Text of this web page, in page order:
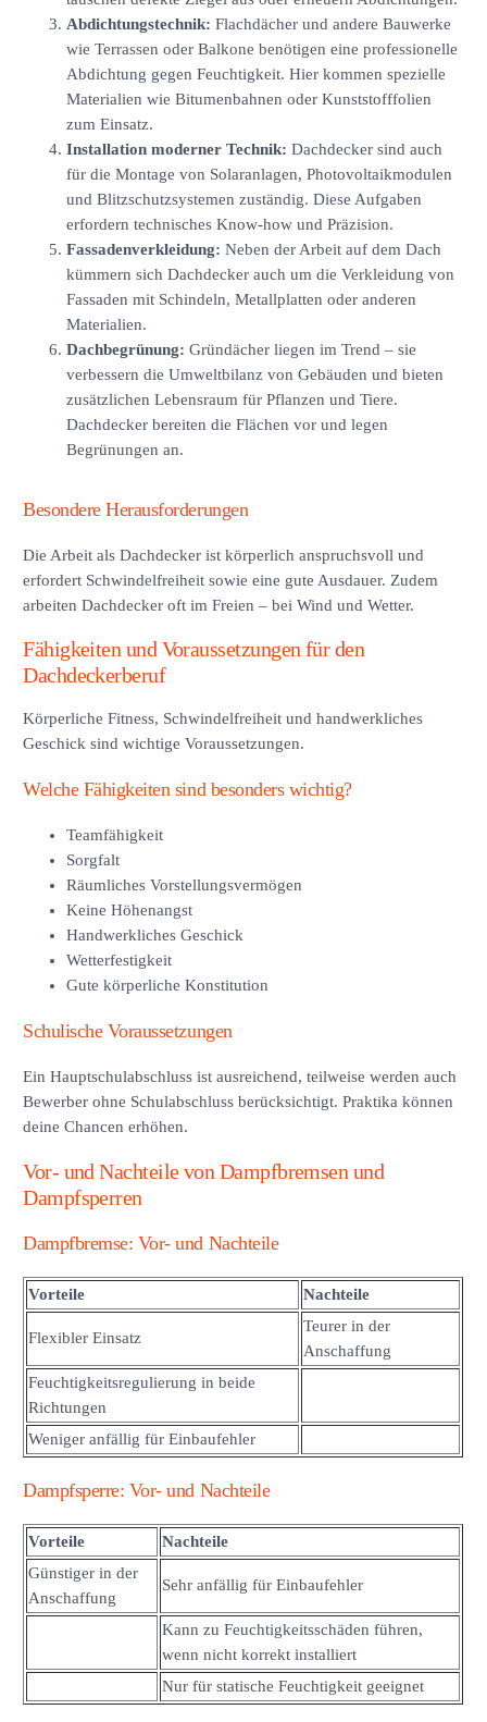
Abdichtungstechnik: Flachdächer und andere Bauwerke
wie Terrassen oder Balkone benötigen eine professionelle
Abdichtung gegen Feuchtigkeit. Hier kommen spezielle
Materialien wie Bitumenbahnen oder Kunststofffolien
zum Einsatz.
Installation moderner Technik: Dachdecker sind auch
für die Montage von Solaranlagen, Photovoltaikmodulen
und Blitzschutzsystemen zuständig. Diese Aufgaben
erfordern technisches Know-how und Präzision.
Fassadenverkleidung: Neben der Arbeit auf dem Dach
kümmern sich Dachdecker auch um die Verkleidung von
Fassaden mit Schindeln, Metallplatten oder anderen
Materialien.
Dachbegrünung: Gründächer liegen im Trend – sie
verbessern die Umweltbilanz von Gebäuden und bieten
zusätzlichen Lebensraum für Pflanzen und Tiere.
Dachdecker bereiten die Flächen vor und legen
Begrünungen an.
Besondere Herausforderungen
Die Arbeit als Dachdecker ist körperlich anspruchsvoll und
erfordert Schwindelfreiheit sowie eine gute Ausdauer. Zudem
arbeiten Dachdecker oft im Freien – bei Wind und Wetter.
Fähigkeiten und Voraussetzungen für den
Dachdeckerberuf
Körperliche Fitness, Schwindelfreiheit und handwerkliches
Geschick sind wichtige Voraussetzungen.
Welche Fähigkeiten sind besonders wichtig?
Teamfähigkeit
Sorgfalt
Räumliches Vorstellungsvermögen
Keine Höhenangst
Handwerkliches Geschick
Wetterfestigkeit
Gute körperliche Konstitution
Schulische Voraussetzungen
Ein Hauptschulabschluss ist ausreichend, teilweise werden auch
Bewerber ohne Schulabschluss berücksichtigt. Praktika können
deine Chancen erhöhen.
Vor- und Nachteile von Dampfbremsen und
Dampfsperren
Dampfbremse: Vor- und Nachteile
Vorteile Nachteile
Flexibler Einsatz
Teurer in der
Anschaffung
Feuchtigkeitsregulierung in beide
Richtungen
Weniger anfällig für Einbaufehler
Dampfsperre: Vor- und Nachteile
Vorteile
Nachteile
Günstiger in der
Anschaffung
Sehr anfällig für Einbaufehler
Kann zu Feuchtigkeitsschäden führen,
wenn nicht korrekt installiert
Nur für statische Feuchtigkeit geeignet